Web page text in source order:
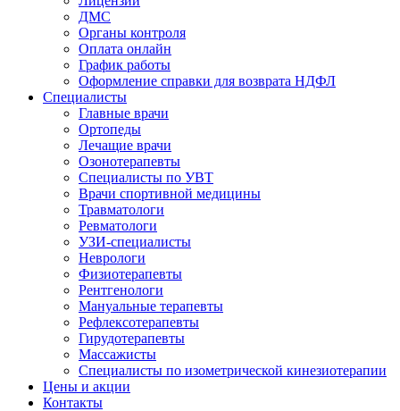
ДМС
Органы контроля
Оплата онлайн
График работы
Оформление справки для возврата НДФЛ
Специалисты
Главные врачи
Ортопеды
Лечащие врачи
Озонотерапевты
Специалисты по УВТ
Врачи спортивной медицины
Травматологи
Ревматологи
УЗИ-специалисты
Неврологи
Физиотерапевты
Рентгенологи
Мануальные терапевты
Рефлексотерапевты
Гирудотерапевты
Массажисты
Специалисты по изометрической кинезиотерапии
Цены и акции
Контакты